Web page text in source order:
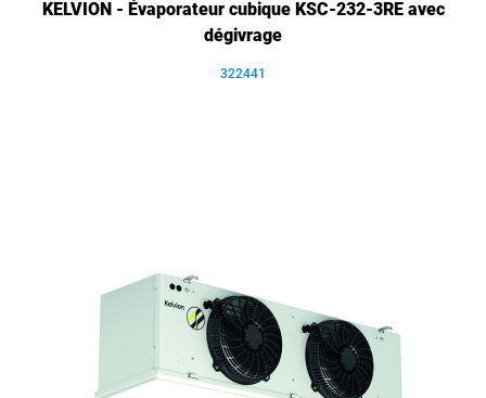
KELVION - Évaporateur cubique KSC-232-3RE avec
dégivrage
322441